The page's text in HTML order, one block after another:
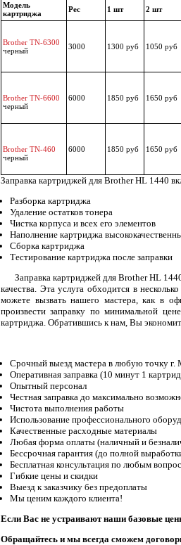
Модель
картриджа
Рес 1 шт 2 шт
Brother TN-6300
черный
3000 1300 руб 1050 руб
Brother TN-6600
черный
6000 1850 руб 1650 руб
Brother TN-460
черный
6000 1850 руб 1650 руб
Заправка картриджей для Brother HL 1440
Разборка картриджа
Удаление остатков тонера
Чистка корпуса и всех его элементов
Наполнение картриджа
Сборка картриджа
Тестирование картриджа после заправки
Заправка картриджей для Brother HL
качества. Эта услуга обходится в
можете вызвать нашего мастера, как в
произвести заправку по минимальной
картриджа. Обратившись к нам, Вы
Срочный выезд мастера в любую точку
Оперативная заправка (10 минут 1
Опытный персонал
Честная заправка до максимально
Чистота выполнения работы
Использование профессионального
Качественные расходные материалы
Любая форма оплаты (наличный и
Бессрочная гарантия (до полной
Бесплатная консультация по любым
Гибкие цены и скидки
Выезд к заказчику без предоплаты
Мы ценим каждого клиента!
Если Вас не устраивают наши базовые
Обращайтесь и мы всегда сможем